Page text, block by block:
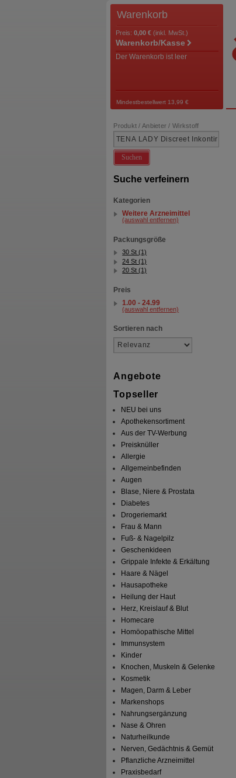
Warenkorb
Preis: 0,00 € (inkl. MwSt.)
Warenkorb/Kasse
Der Warenkorb ist leer
Mindestbestellwert 13,99 €
Produkt / Anbieter / Wirkstoff
Suchen
Suche verfeinern
Kategorien
Weitere Arzneimittel
(auswahl entfernen)
Packungsgröße
30 St (1)
24 St (1)
20 St (1)
Preis
1.00 - 24.99
(auswahl entfernen)
Sortieren nach
Angebote
Topseller
NEU bei uns
Apothekensortiment
Aus der TV-Werbung
Preisknüller
Allergie
Allgemeinbefinden
Augen
Blase, Niere & Prostata
Diabetes
Drogeriemarkt
Frau & Mann
Fuß- & Nagelpilz
Geschenkideen
Grippale Infekte & Erkältung
Haare & Nägel
Hausapotheke
Heilung der Haut
Herz, Kreislauf & Blut
Homecare
Homöopathische Mittel
Immunsystem
Kinder
Knochen, Muskeln & Gelenke
Kosmetik
Magen, Darm & Leber
Markenshops
Nahrungsergänzung
Nase & Ohren
Naturheilkunde
Nerven, Gedächtnis & Gemüt
Pflanzliche Arzneimittel
Praxisbedarf